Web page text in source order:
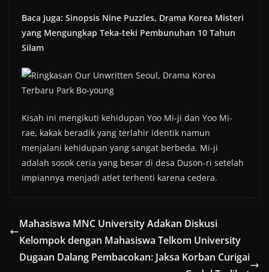
Baca Juga: Sinopsis Nine Puzzles, Drama Korea Misteri
yang Mengungkap Teka-teki Pembunuhan 10 Tahun
Silam
Kisah ini mengikuti kehidupan Yoo Mi-ji dan Yoo Mi-
rae, kakak beradik yang terlahir identik namun
menjalani kehidupan yang sangat berbeda. Mi-ji
adalah sosok ceria yang besar di desa Duson-ri setelah
impiannya menjadi atlet terhenti karena cedera.
Mahasiswa MNC University Adakan Diskusi
Kelompok dengan Mahasiswa Telkom University
Dugaan Dalang Pembacokan: Jaksa Korban Curigai